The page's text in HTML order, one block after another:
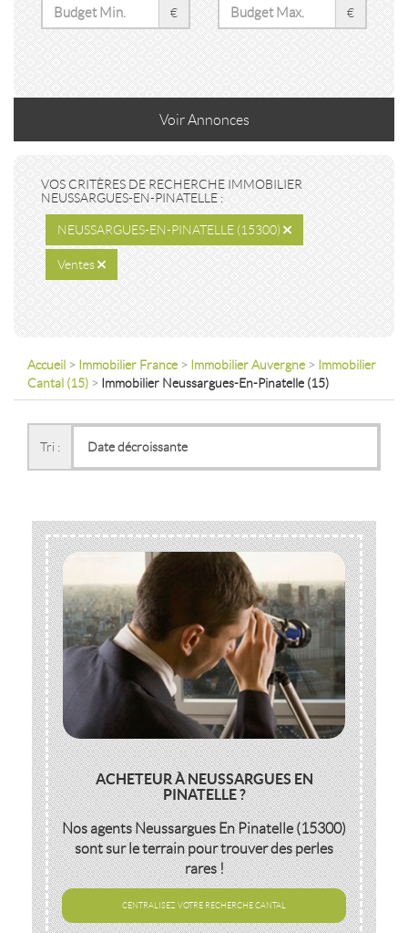
€ €
VoirAnnonces
VOS CRITÈRES DE RECHERCHE IMMOBILIER
NEUSSARGUES-EN-PINATELLE :
NEUSSARGUES-EN-PINATELLE (15300)
Ventes
Accueil > Immobilier France > Immobilier Auvergne > Immobilier
Cantal (15) > Immobilier Neussargues-En-Pinatelle (15)
Tri :
ACHETEUR À NEUSSARGUES EN
PINATELLE ?
Nos agentsNeussargues En Pinatelle (15300)
sont sur le terrain pour trouver des perles
rares !
CENTRALISEZ VOTRE RECHERCHE CANTAL